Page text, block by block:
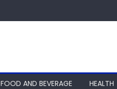
FOOD AND BEVERAGE HEALTH